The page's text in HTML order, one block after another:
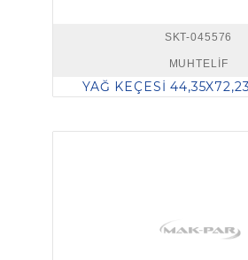
SKT-045576
MUHTELİF
YAĞ KEÇESİ